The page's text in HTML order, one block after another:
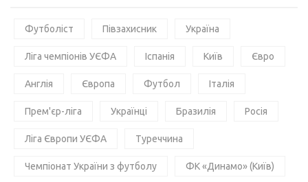
Футболіст Півзахисник Україна
Ліга чемпіонів УЄФА Іспанія Київ Євро
Англія Європа Футбол Італія
Прем'єр-ліга Українці Бразилія Росія
Ліга Європи УЄФА Туреччина
Чемпіонат України з футболу ФК «Динамо» (Київ)